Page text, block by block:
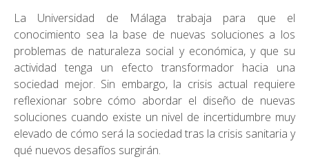
La Universidad de Málaga trabaja para que el
conocimiento sea la base de nuevas soluciones a los
problemas de naturaleza social y económica, y que su
actividad tenga un efecto transformador hacia una
sociedad mejor. Sin embargo, la crisis actual requiere
reflexionar sobre cómo abordar el diseño de nuevas
soluciones cuando existe un nivel de incertidumbre muy
elevado de cómo será la sociedad tras la crisis sanitaria y
qué nuevos desafíos surgirán.